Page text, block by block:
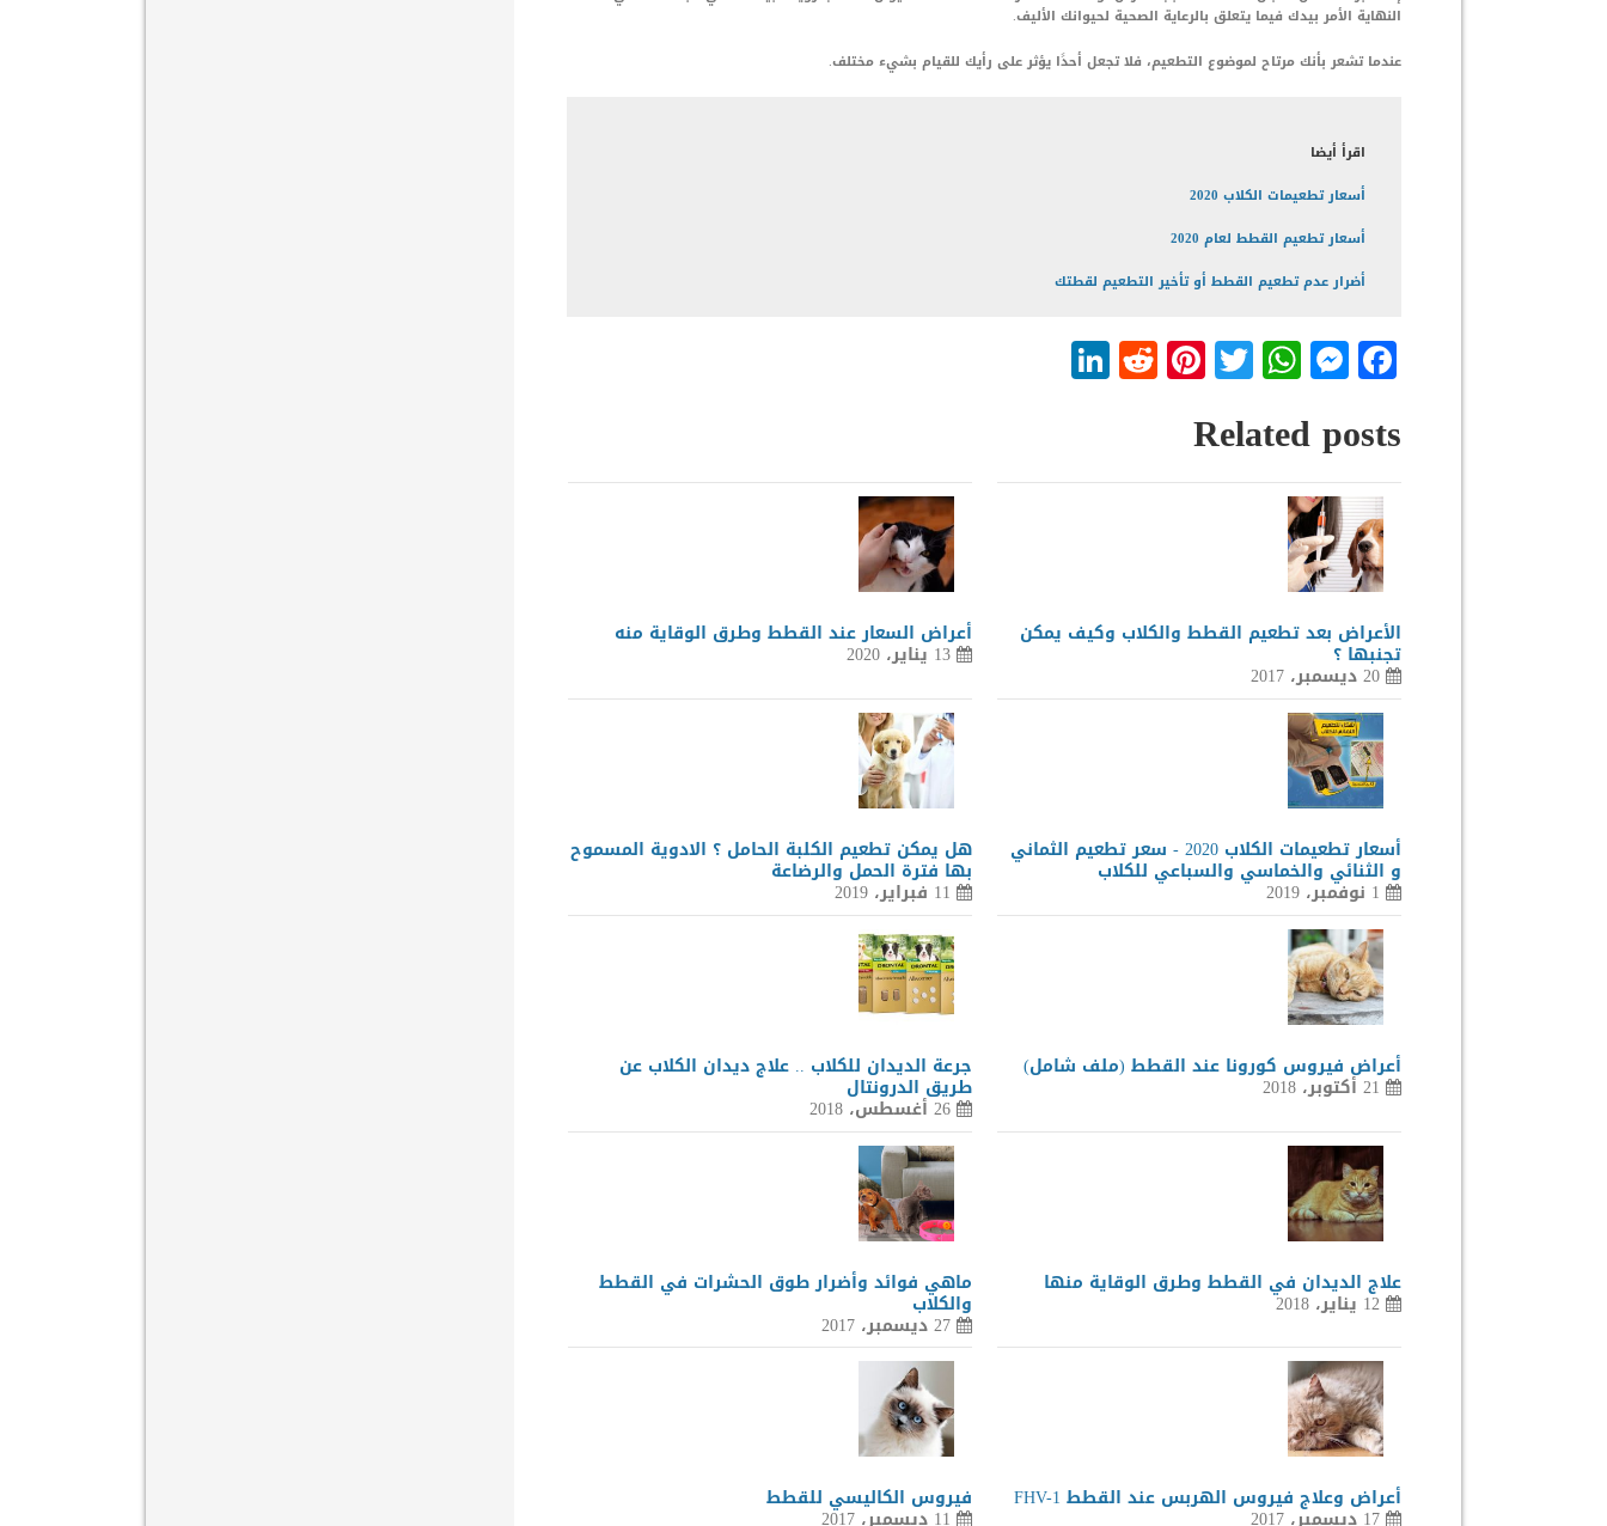
النهاية الأمر بيدك فيما يتعلق بالرعاية الصحية لحيوانك الأليف.
عندما تشعر بأنك مرتاح لموضوع التطعيم، فلا تجعل أحدًا يؤثر على رأيك للقيام بشيء مختلف.
اقرأ أيضا
أسعار تطعيمات الكلاب 2020
أسعار تطعيم القطط لعام 2020
أضرار عدم تطعيم القطط أو تأخير التطعيم لقطتك
Facebook
Messenger
WhatsApp
Twitter
Pinterest
Reddit
Related posts
الأعراض بعد تطعيم القطط والكلاب وكيف يمكن
تجنبها ؟
20 ديسمبر، 2017
أعراض السعار عند القطط وطرق الوقاية منه
13 يناير، 2020
أسعار تطعيمات الكلاب 2020 - سعر تطعيم الثماني
و الثنائي والخماسي والسباعي للكلاب
1 نوفمبر، 2019
هل يمكن تطعيم الكلبة الحامل ؟ الادوية المسموح
بها فترة الحمل والرضاعة
11 فبراير، 2019
أعراض فيروس كورونا عند القطط (ملف شامل)
21 أكتوبر، 2018
جرعة الديدان للكلاب .. علاج ديدان الكلاب عن
طريق الدرونتال
26 أغسطس، 2018
علاج الديدان في القطط وطرق الوقاية منها
12 يناير، 2018
ماهي فوائد وأضرار طوق الحشرات في القطط
والكلاب
27 ديسمبر، 2017
أعراض وعلاج فيروس الهربس عند القطط FHV-1 فيروس الكاليسي للقطط